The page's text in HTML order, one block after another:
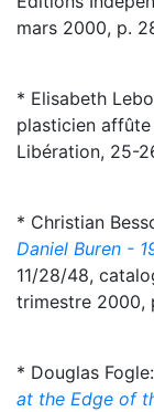
mars 2000, p.
* Elisabeth
plasticien
Libération, 25-
* Christian
Daniel Buren -
11/28/48,
trimestre 2000,
* Douglas
at the Edge of